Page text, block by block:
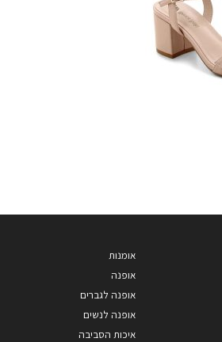
אומנות
אופנה
אופנה לגברים
אופנה לנשים
איכות הסביבה